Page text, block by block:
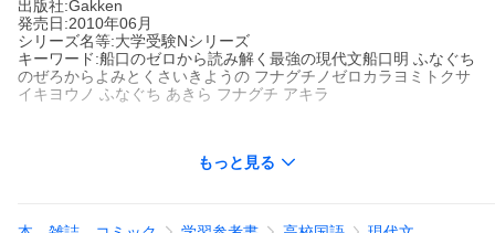
出版社:Gakken
発売日:2010年06月
シリーズ名等:大学受験Nシリーズ
キーワード:船口のゼロから読み解く最強の現代文船口明 ふなぐち
のぜろからよみとくさいきようの フナグチノゼロカラヨミトクサ
イキヨウノ ふなぐち あきら フナグチ アキラ
もっと見る